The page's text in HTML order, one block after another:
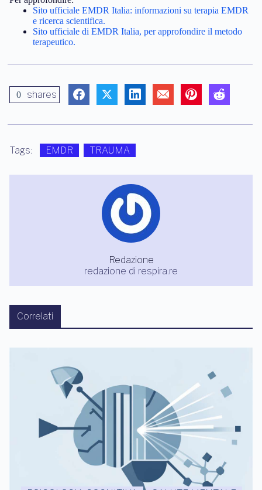
Sito ufficiale EMDR Italia: informazioni su terapia EMDR
e ricerca scientifica.
Sito ufficiale di EMDR Italia, per approfondire il metodo
terapeutico.
0 shares
Tags: EMDR TRAUMA
Redazione
redazione di respira.re
Correlati